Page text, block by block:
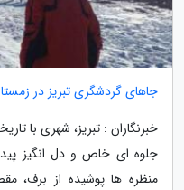
جاهای گردشگری تبریز در
خبرنگاران : تبریز، شهری با
جلوه ای خاص و دل انگیز
منظره ها پوشیده از برف،